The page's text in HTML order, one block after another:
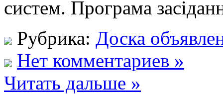
систем. Програма
Рубрика: Доска
Нет комментариев »
Читать дальше »